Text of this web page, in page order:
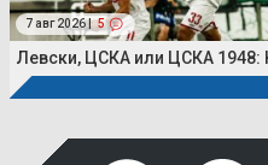
7 авг 2026 | 5
Левски, ЦСКА или ЦСКА